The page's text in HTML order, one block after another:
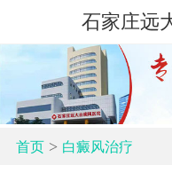
石家庄远
首页> 白癜风治疗